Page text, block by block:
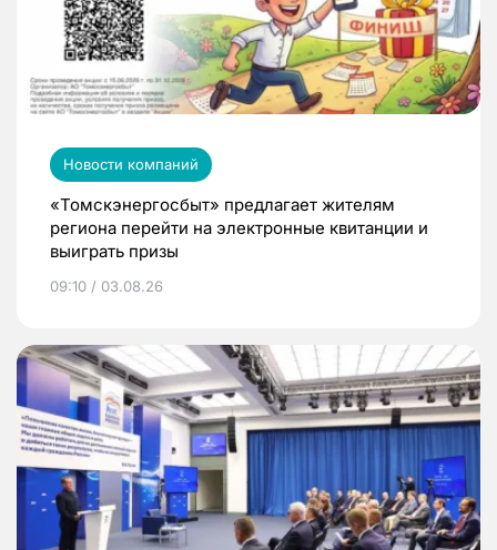
Новости компаний
«Томскэнергосбыт» предлагает жителям
региона перейти на электронные квитанции и
выиграть призы
09:10 / 03.08.26